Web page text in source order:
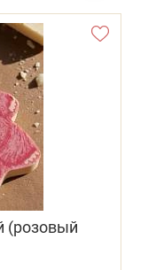
(розовый